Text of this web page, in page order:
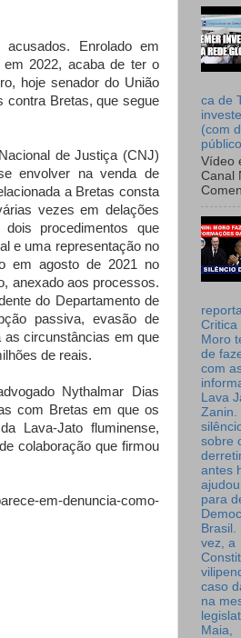
Enrolado em
em 2022, acaba de ter o
hoje senador do União
contra Bretas, que segue
de Justiça (CNJ)
envolver na venda de
a Bretas consta
vezes em delações
procedimentos que
e uma representação no
em agosto de 2021 no
anexado aos processos.
do Departamento de
passiva, evasão de
as circunstâncias em que
de reais.
Nythalmar Dias
com Bretas em que os
Lava-Jato fluminense,
colaboração que firmou
em-denuncia-como-
ca de
(com
Vídeo
Canal
Critica
Moro
de
com
Lava
Zanin.
sobre
antes
para
Brasil.
vez, a
caso
na
Maia,